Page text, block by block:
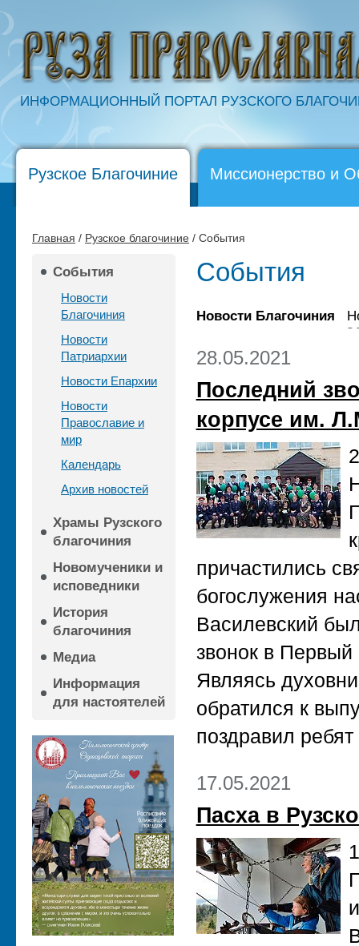
ИНФОРМАЦИОННЫЙ ПОРТАЛ РУЗСКОГО
Рузское Благочиние Миссионерство и
Главная / Рузское благочиние / События
События
Новости
Благочиния
Новости
Патриархии
Новости Епархии
Новости
Православие и
мир
Календарь
Архив новостей
Храмы Рузского
благочиния
Новомученики и
исповедники
История
благочиния
Медиа
Информация
для настоятелей
События
Новости Благочиния
28.05.2021
Последний
корпусе им.
причастились
богослужения
Василевский
звонок в Первый
Являясь
обратился к
поздравил
17.05.2021
Пасха в